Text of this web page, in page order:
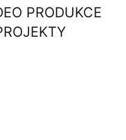
PRODUKCE